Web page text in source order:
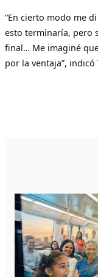
“En cierto modo me
esto terminaría, pero
final… Me imaginé
por la ventaja”, indicó